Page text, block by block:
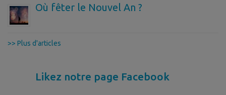
Où fêter le Nouvel An ?
>> Plus d'articles
Likez notre page Facebook